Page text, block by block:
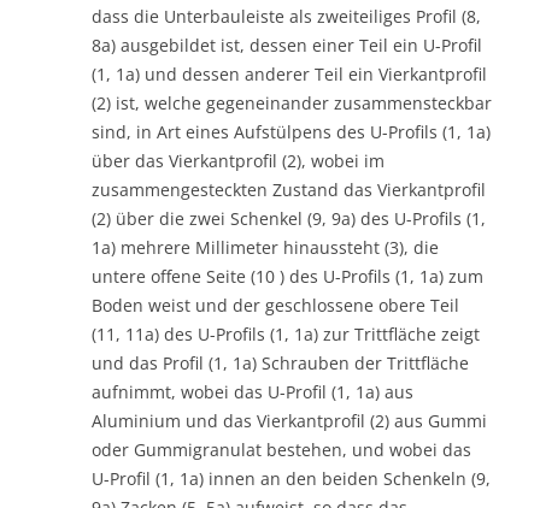
dass die Unterbauleiste als zweiteiliges Profil (8,
8a) ausgebildet ist, dessen einer Teil ein U-Profil
(1, 1a) und dessen anderer Teil ein Vierkantprofil
(2) ist, welche gegeneinander zusammensteckbar
sind, in Art eines Aufstülpens des U-Profils (1, 1a)
über das Vierkantprofil (2), wobei im
zusammengesteckten Zustand das Vierkantprofil
(2) über die zwei Schenkel (9, 9a) des U-Profils (1,
1a) mehrere Millimeter hinaussteht (3), die
untere offene Seite (10 ) des U-Profils (1, 1a) zum
Boden weist und der geschlossene obere Teil
(11, 11a) des U-Profils (1, 1a) zur Trittfläche zeigt
und das Profil (1, 1a) Schrauben der Trittfläche
aufnimmt, wobei das U-Profil (1, 1a) aus
Aluminium und das Vierkantprofil (2) aus Gummi
oder Gummigranulat bestehen, und wobei das
U-Profil (1, 1a) innen an den beiden Schenkeln (9,